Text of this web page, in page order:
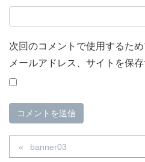
次回のコメントで使用するた
メールアドレス、サイトを保存
banner03